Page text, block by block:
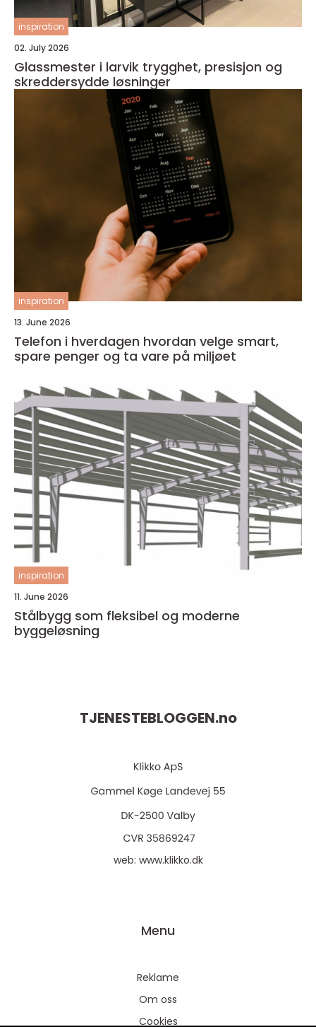
inspiration
02. July 2026
Glassmester i larvik trygghet, presisjon og
skreddersydde løsninger
inspiration
13. June 2026
Telefon i hverdagen hvordan velge smart,
spare penger og ta vare på miljøet
inspiration
11. June 2026
Stålbygg som fleksibel og moderne
byggeløsning
TJENESTEBLOGGEN.no
web: www.klikko.dk
Menu
Reklame
Om oss
Cookies